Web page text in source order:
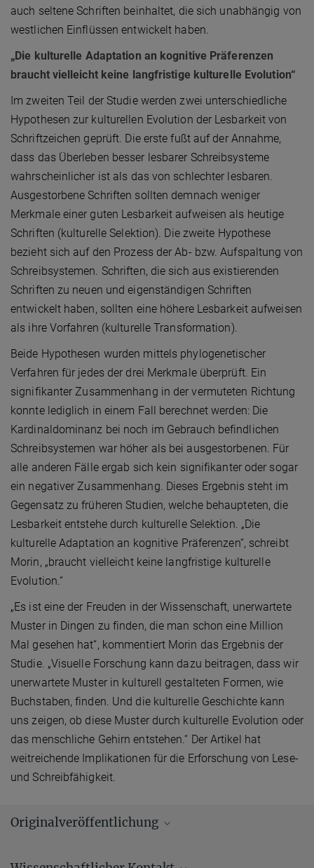
auch seltene Schriften beinhaltet, die sich unabhängig von
westlichen Einflüssen entwickelt haben.
„Die kulturelle Adaptation an kognitive Präferenzen
braucht vielleicht keine langfristige kulturelle Evolution“
Im zweiten Teil der Studie werden zwei unterschiedliche
Hypothesen zur kulturellen Evolution der Lesbarkeit von
Schriftzeichen geprüft. Die erste fußt auf der Annahme,
dass das Überleben besser lesbarer Schreibsysteme
wahrscheinlicher ist als das von schlechter lesbaren.
Ausgestorbene Schriften sollten demnach weniger
Merkmale einer guten Lesbarkeit aufweisen als heutige
Schriften (kulturelle Selektion). Die zweite Hypothese
bezieht sich auf den Prozess der Ab- bzw. Aufspaltung von
Schreibsystemen. Schriften, die sich aus existierenden
Schriften zu neuen und eigenständigen Schriften
entwickelt haben, sollten eine höhere Lesbarkeit aufweisen
als ihre Vorfahren (kulturelle Transformation).
Beide Hypothesen wurden mittels phylogenetischer
Verfahren für jedes der drei Merkmale überprüft. Ein
signifikanter Zusammenhang in der vermuteten Richtung
konnte lediglich in einem Fall berechnet werden: Die
Kardinaldominanz bei noch im Gebrauch befindlichen
Schreibsystemen war höher als bei ausgestorbenen. Für
alle anderen Fälle ergab sich kein signifikanter oder sogar
ein negativer Zusammenhang. Dieses Ergebnis steht im
Gegensatz zu früheren Studien, welche behaupteten, die
Lesbarkeit entstehe durch kulturelle Selektion. „Die
kulturelle Adaptation an kognitive Präferenzen“, schreibt
Morin, „braucht vielleicht keine langfristige kulturelle
Evolution.“
„Es ist eine der Freuden in der Wissenschaft, unerwartete
Muster in Dingen zu finden, die man schon eine Million
Mal gesehen hat“, kommentiert Morin das Ergebnis der
Studie. „Visuelle Forschung kann dazu beitragen, dass wir
unerwartete Muster in kulturell gestalteten Formen, wie
Buchstaben, finden. Und die kulturelle Geschichte kann
uns zeigen, ob diese Muster durch kulturelle Evolution oder
das menschliche Gehirn entstehen.“ Der Artikel hat
weitreichende Implikationen für die Erforschung von Lese-
und Schreibfähigkeit.
Originalveröffentlichung